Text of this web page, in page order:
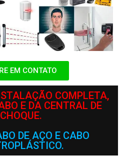
EM CONTATO
COMPLETA,
E DA CENTRAL DE
CHOQUE.
DE AÇO E CABO